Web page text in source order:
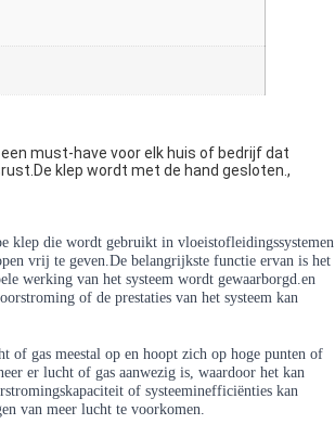
must-have voor elk huis of bedrijf dat
klep wordt met de hand gesloten.,
klep die wordt gebruikt in vloeistofleidingssystemen
vrij te geven.De belangrijkste functie ervan is het
werking van het systeem wordt gewaarborgd.en
of de prestaties van het systeem kan
of gas meestal op en hoopt zich op hoge punten of
er lucht of gas aanwezig is, waardoor het kan
of systeeminefficiënties kan
van meer lucht te voorkomen.